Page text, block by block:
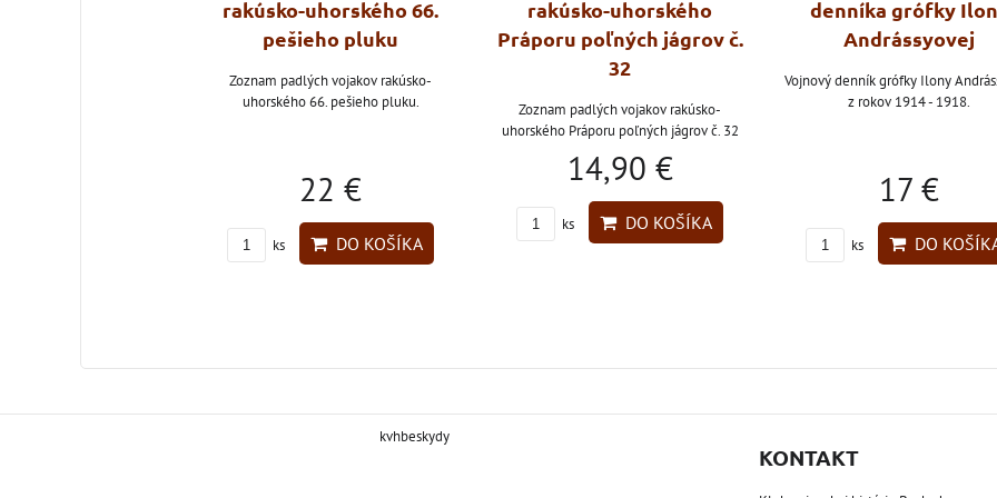
rakúsko-uhorského 66.
pešieho pluku
Zoznam padlých vojakov rakúsko-
uhorského 66. pešieho pluku.
22 €
ks DO KOŠÍKA
rakúsko-uhorského
Práporu poľných jágrov č.
32
Zoznam padlých vojakov rakúsko-
uhorského Práporu poľných jágrov č. 32
14,90 €
ks DO KOŠÍKA
denníka grófky
Andrássyovej
Vojnový denník grófky Ilony
z rokov 1914 - 1918.
17 €
ks DO
kvhbeskydy
KONTAKT